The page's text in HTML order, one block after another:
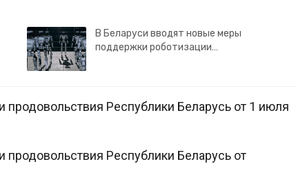
В Беларуси вводят новые меры
поддержки роботизации…
продовольствия Республики Беларусь от 1 июля
продовольствия Республики Беларусь от